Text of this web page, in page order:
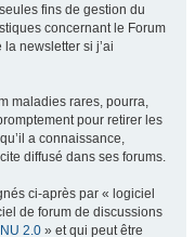
fins de gestion du
concernant le Forum
newsletter si j’ai
maladies rares, pourra,
pour retirer les
a connaissance,
diffusé dans ses forums.
ci-après par « logiciel
de forum de discussions
2.0 » et qui peut être